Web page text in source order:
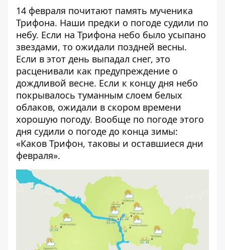
14 февраля почитают память мученика
Трифона. Наши предки о погоде судили по
небу. Если на Трифона небо было усыпано
звездами, то ожидали поздней весны.
Если в этот день выпадал снег, это
расценивали как предупреждение о
дождливой весне. Если к концу дня небо
покрывалось туманным слоем белых
облаков, ожидали в скором времени
хорошую погоду. Вообще по погоде этого
дня судили о погоде до конца зимы:
«Каков Трифон, таковы и оставшиеся дни
февраля».